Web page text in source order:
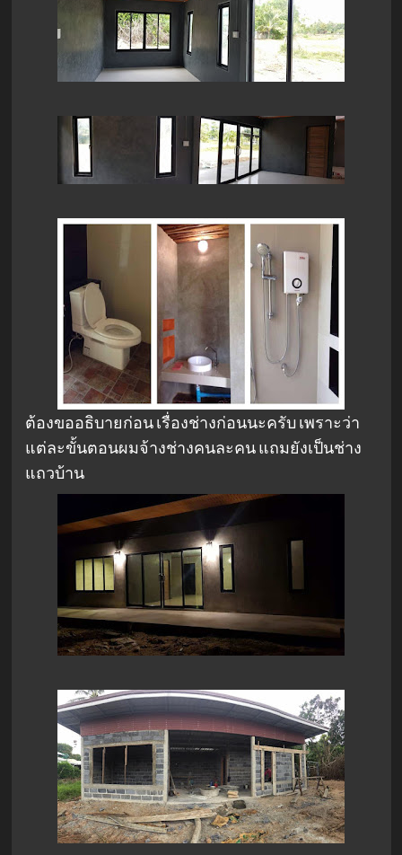
ต้องขออธิบายก่อน เรื่องช่างก่อนนะครับ เพราะว่า
แต่ละขั้นตอนผมจ้างช่างคนละคน แถมยังเป็นช่าง
แถวบ้าน